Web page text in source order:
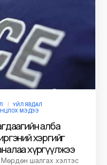
ҮЙЛ ЯВДАЛ
МЭДЭЭ
алба
хэргийг
хүргүүлжээ
шалгах хэлтэс